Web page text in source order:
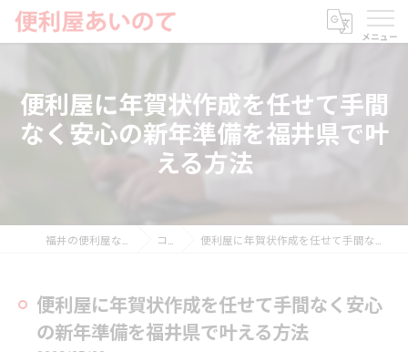
便利屋に年賀状作成を任せて手間
なく安心の新年準備を福井県で叶
える方法
コラム 便利屋に年賀状作成を任せて手間なく安心の新年準備を福井県で叶える方法
便利屋に年賀状作成を任せて手間なく安心
の新年準備を福井県で叶える方法